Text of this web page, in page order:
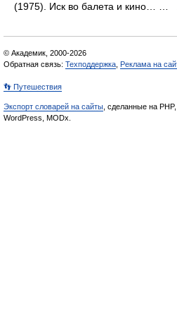
(1975). Иск во балета и кино… …
© Академик, 2000-2026
Обратная связь: Техподдержка Реклама на
👣 Путешествия
Экспорт словарей на сайты , сделанные на PHP,
WordPress, MODx.